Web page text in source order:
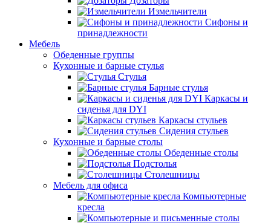
Измельчители
Сифоны и
принадлежности
Мебель
Обеденные группы
Кухонные и барные стулья
Стулья
Барные стулья
Каркасы и
сиденья для DYI
Каркасы стульев
Сидения стульев
Кухонные и барные столы
Обеденные столы
Подстолья
Столешницы
Мебель для офиса
Компьютерные
кресла